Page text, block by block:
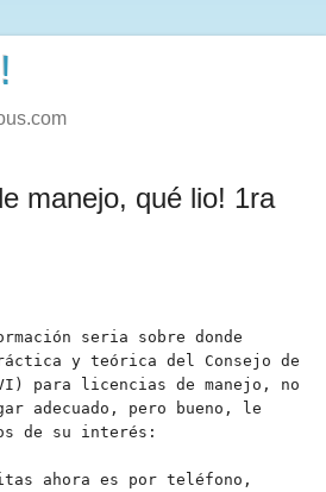
manejo, qué lio! 1ra
seria sobre donde
y teórica del Consejo de
para licencias de manejo, no
adecuado, pero bueno, le
de su interés:
ahora es por teléfono,